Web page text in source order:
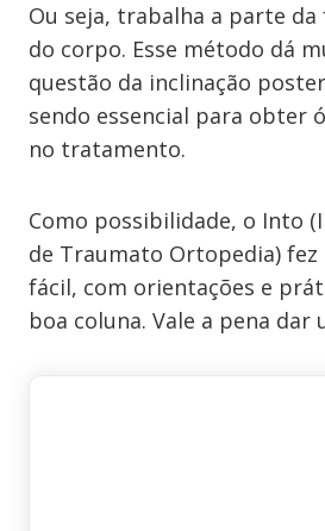
Ou seja, trabalha a parte
do corpo. Esse método dá
questão da inclinação
sendo essencial para obter
no tratamento.
Como possibilidade, o Into
de Traumato Ortopedia) fez
fácil, com orientações e
boa coluna. Vale a pena dar